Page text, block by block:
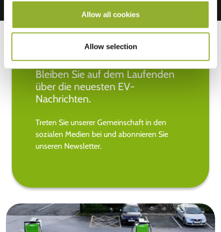
Allow all cookies
Allow selection
Bleiben Sie auf dem Laufenden
über die neuesten EV-
Nachrichten.
Treten Sie unserer Gemeinschaft in den
sozialen Medien bei und abonnieren Sie
unseren Newsletter.